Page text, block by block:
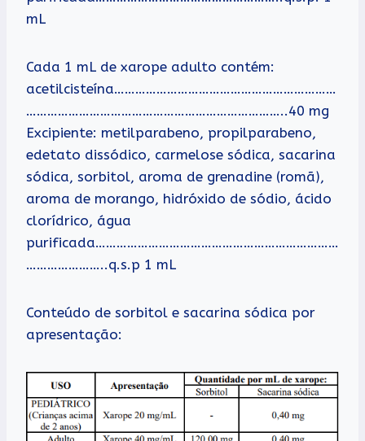
mL
Cada 1 mL de xarope adulto contém:
acetilcisteína………………………………………………………
………………………………………………………………..40 mg
Excipiente: metilparabeno, propilparabeno,
edetato dissódico, carmelose sódica, sacarina
sódica, sorbitol, aroma de grenadine (romã),
aroma de morango, hidróxido de sódio, ácido
clorídrico, água
purificada……………………………………………………………
…………………..q.s.p 1 mL
Conteúdo de sorbitol e sacarina sódica por
apresentação: